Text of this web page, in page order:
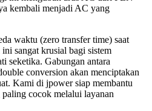
kembali menjadi AC yang
waktu (zero transfer time) saat
sangat krusial bagi sistem
seketika. Gabungan antara
conversion akan menciptakan
Kami di jpower siap membantu
cocok melalui layanan